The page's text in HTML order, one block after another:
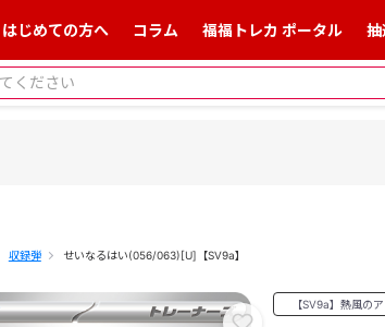
はじめての方へ コラム 福福トレカ ポータル 抽
収録弾 せいなるはい(056/063)[U]【SV9a】
【SV9a】熱風の